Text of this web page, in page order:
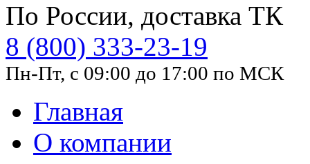
По России, доставка ТК
8 (800) 333-23-19
Пн-Пт, с 09:00 до 17:00 по МСК
Главная
О компании